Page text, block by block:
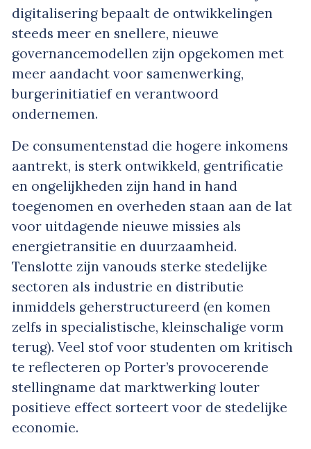
digitalisering bepaalt de ontwikkelingen
steeds meer en snellere, nieuwe
governancemodellen zijn opgekomen met
meer aandacht voor samenwerking,
burgerinitiatief en verantwoord
ondernemen.
De consumentenstad die hogere inkomens
aantrekt, is sterk ontwikkeld, gentrificatie
en ongelijkheden zijn hand in hand
toegenomen en overheden staan aan de lat
voor uitdagende nieuwe missies als
energietransitie en duurzaamheid.
Tenslotte zijn vanouds sterke stedelijke
sectoren als industrie en distributie
inmiddels geherstructureerd (en komen
zelfs in specialistische, kleinschalige vorm
terug). Veel stof voor studenten om kritisch
te reflecteren op Porter’s provocerende
stellingname dat marktwerking louter
positieve effect sorteert voor de stedelijke
economie.